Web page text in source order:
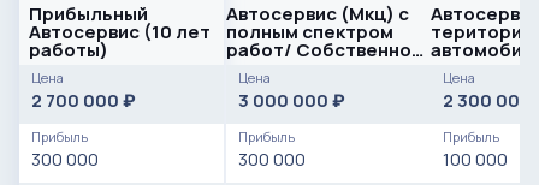
Прибыльный
Автосервис (10 лет
работы)
Цена
2 700 000 ₽
Прибыль
300 000
Автосервис (Мкц) с
полным спектром
работ/ Собственное
оборудование
Цена
3 000 000 ₽
Прибыль
300 000
територии
Цена
2 300 000
Прибыль
100 000